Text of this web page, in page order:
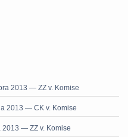
2013 — ZZ v. Komise
2013 — CK v. Komise
2013 — ZZ v. Komise